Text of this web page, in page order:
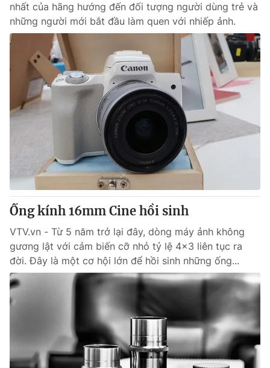
nhất của hãng hướng đến đối tượng người dùng trẻ và
những người mới bắt đầu làm quen với nhiếp ảnh.
Ống kính 16mm Cine hồi sinh
VTV.vn - Từ 5 năm trở lại đây, dòng máy ảnh không
gương lật với cảm biến cỡ nhỏ tỷ lệ 4x3 liên tục ra
đời. Đây là một cơ hội lớn để hồi sinh những ống...